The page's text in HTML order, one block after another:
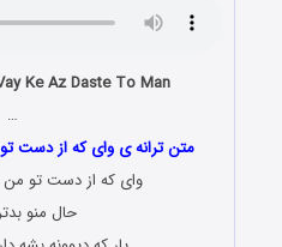
Ke Az Daste To Man
…
متن ترانه ی وای که از دست
وای که از دست تو من
حال منو